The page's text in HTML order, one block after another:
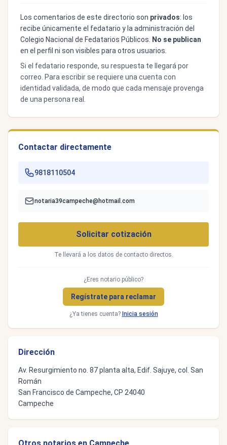
Los comentarios de este directorio son privados: los
recibe únicamente el fedatario y la administración del
Colegio Nacional de Fedatarios Públicos.
No se publican
en el perfil ni son visibles para otros usuarios.
Si el fedatario responde, su respuesta te llegará por
correo. Para escribir se requiere una cuenta con
identidad validada, de modo que cada mensaje provenga
de una persona real.
Contactar directamente
9818110504
notaria39campeche@hotmail.com
Solicitar cotización
Te llevará a los datos de contacto directos.
¿Eres notario público?
Regístrate para reclamar
¿Ya tienes cuenta? Inicia sesión
Dirección
Av. Resurgimiento no. 87 planta alta, Edif. Sajuye, col. San
Román
San Francisco de Campeche, CP 24040
Campeche